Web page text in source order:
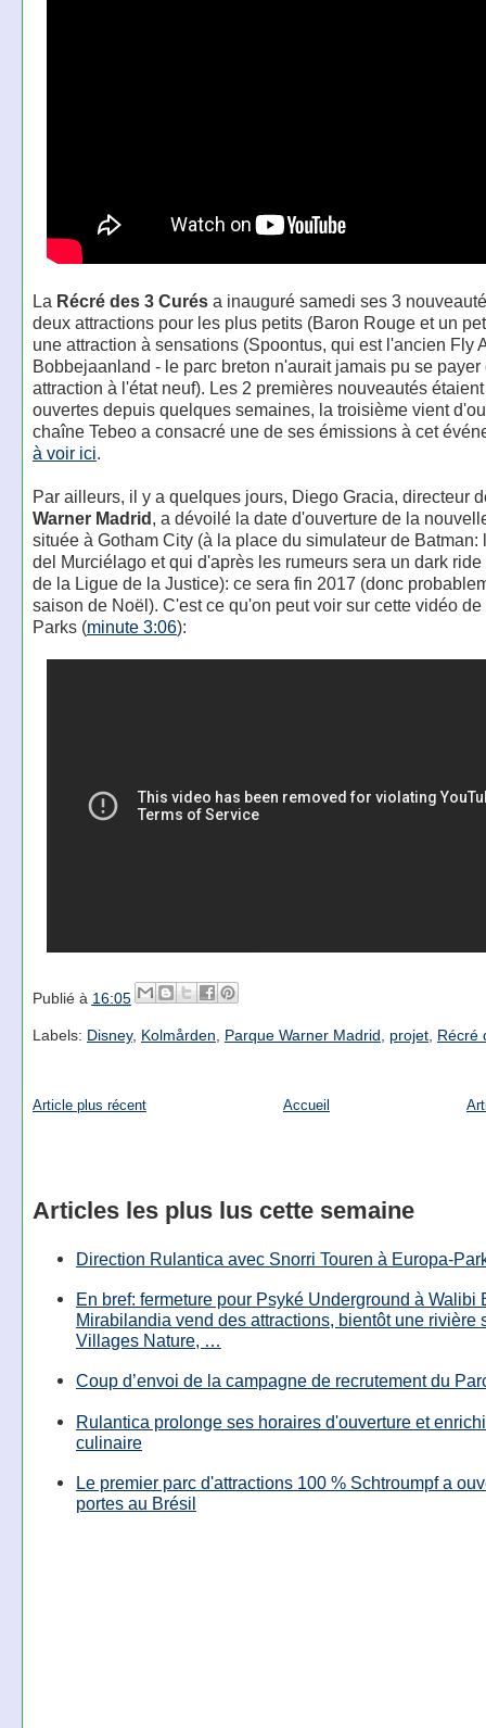
La Récré des 3 Curésa inauguré samedi ses 3
deux attractions pour les plus petits (Baron Rouge et un
une attraction à sensations (Spoontus, qui est l'ancien Fly
Bobbejaanland - le parc breton n'aurait jamais pu se payer
attraction à l'état neuf). Les 2 premières nouveautés
ouvertes depuis quelques semaines, la troisième vient
chaîne Tebeo a consacré une de ses émissions à cet
à voir ici.
Par ailleurs, il y a quelques jours, Diego Gracia, directeur
Warner Madrid, a dévoilé la date d'ouverture de la
située à Gotham City (à la place du simulateur de Batman:
del Murciélago et qui d'après les rumeurs sera un dark
de la Ligue de la Justice): ce sera fin 2017 (donc
saison de Noël). C'est ce qu'on peut voir sur cette vidéo
Parks (minute 3:06):
Publié à 16:05
Labels: Disney, Kolmården, Parque Warner Madrid, projet, Récré
Article plus récent Accueil
Articles les plus lus cette semaine
Direction Rulantica avec Snorri Touren à Europa-
En bref: fermeture pour Psyké Underground à Walibi
Mirabilandia vend des attractions, bientôt une rivière
Villages Nature, …
Coup d’envoi de la campagne de recrutement du
Rulantica prolonge ses horaires d'ouverture et
culinaire
Le premier parc d'attractions 100 % Schtroumpf a
portes au Brésil